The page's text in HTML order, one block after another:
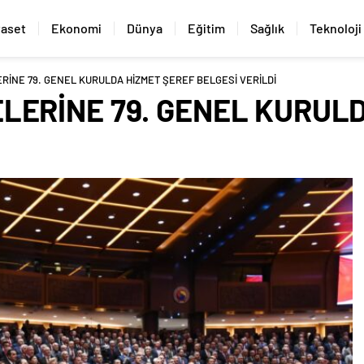
Ekonomi Dünya Eğitim Sağlık Teknoloji
79. GENEL KURULDA HİZMET ŞEREF BELGESİ VERİLDİ
79. GENEL